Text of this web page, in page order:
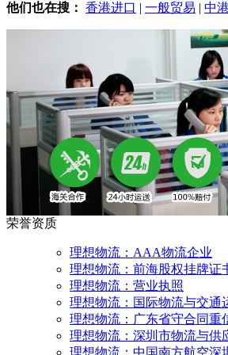
他们也在搜： 香港进口 | 一般贸易 | 中
荣誉资质
理想物流：AAA物流企业
理想物流：前海股权挂牌证
理想物流：营业执照
理想物流：国际物流与交通
理想物流：广东省守合同重
理想物流：深圳市物流与供